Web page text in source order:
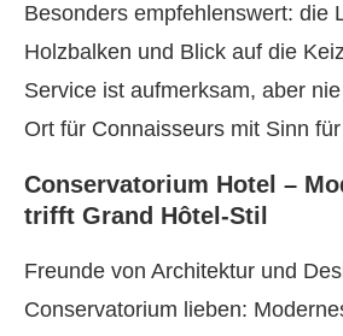
Besonders empfehlenswert: die
Holzbalken und Blick auf die
Service ist aufmerksam, aber
Ort für Connaisseurs mit Sinn
Conservatorium Hotel –
trifft Grand Hôtel-Stil
Freunde von Architektur und
Conservatorium lieben: